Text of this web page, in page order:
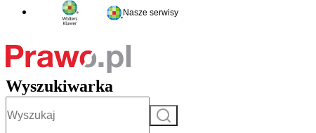
Nasze serwisy
Wyszukiwarka
Szukaj